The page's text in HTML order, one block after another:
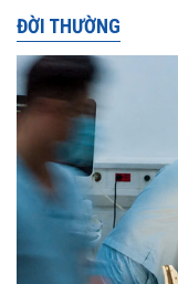
ĐỜI THƯỜNG